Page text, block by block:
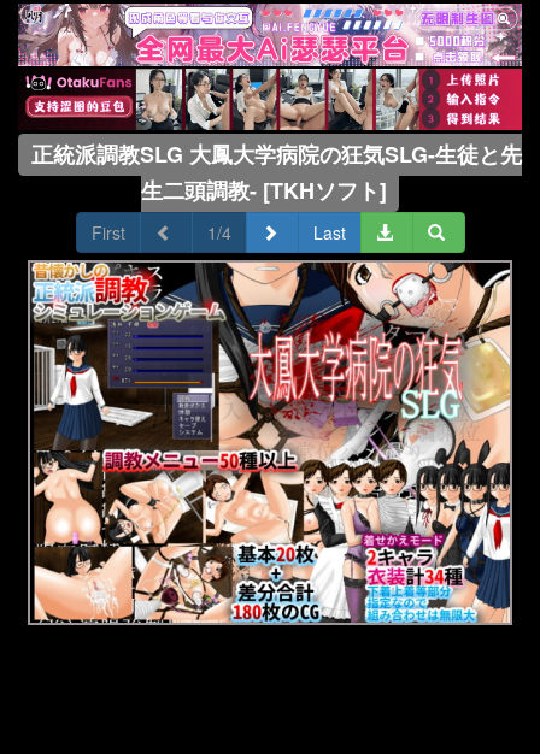
正統派調教SLG 大鳳大学病院の狂気SLG-生徒と先
生二頭調教- [TKHソフト]
First 1/4 Last